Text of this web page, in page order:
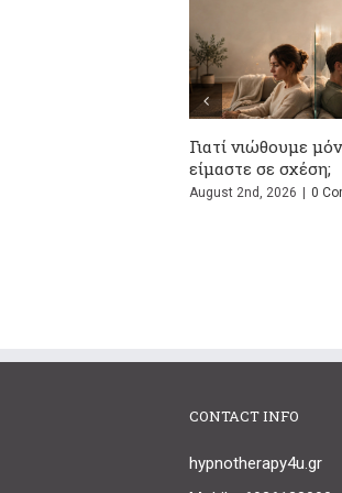
Γιατί νιώθουμε μόνοι ενώ
είμαστε σε σχέση;
August 2nd, 2026 | 0 Comments
CONTACT INFO
hypnotherapy4u.gr